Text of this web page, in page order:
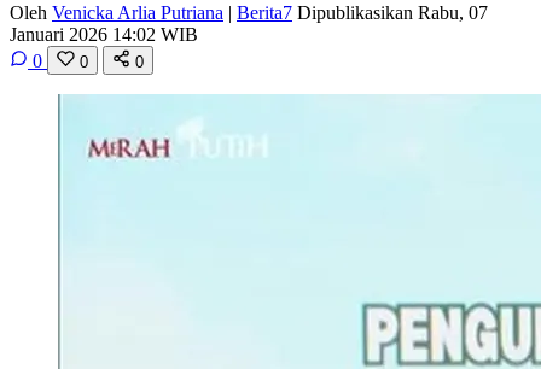
Oleh Venicka Arlia Putriana | Berita7 Dipublikasikan Rabu, 07
Januari 2026 14:02 WIB
0
0 0